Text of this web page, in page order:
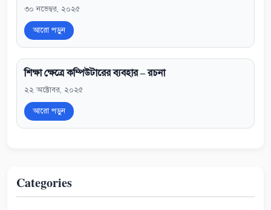
৩০ নভেম্বর, ২০২৫
আরো পড়ুন
শিক্ষা ক্ষেত্রে কম্পিউটারের ব্যবহার – রচনা
২২ অক্টোবর, ২০২৫
আরো পড়ুন
Categories